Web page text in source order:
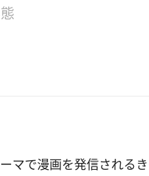
マで漫画を発信される